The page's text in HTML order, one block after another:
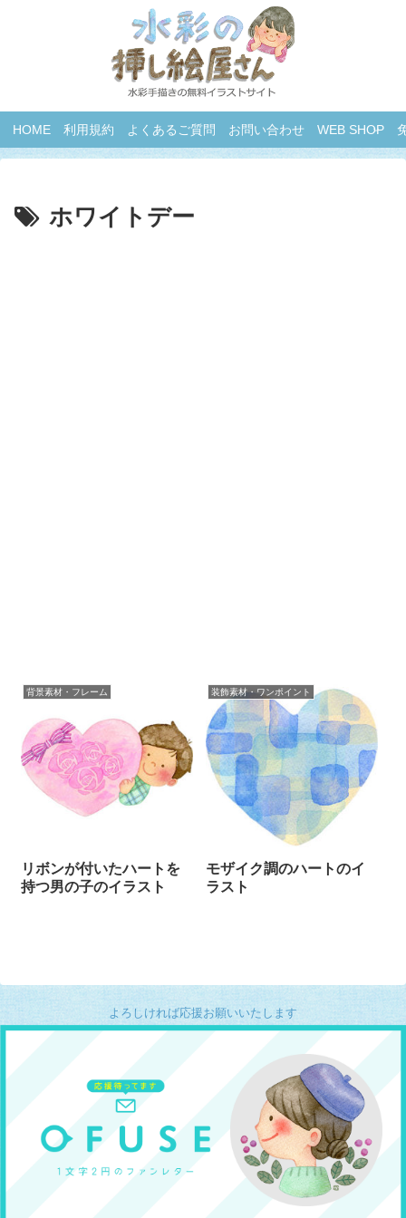
HOME 利用規約 よくあるご質問 お問い合わせ WEB SHOP
ホワイトデー
背景素材・フレーム
リボンが付いたハートを
持つ男の子のイラスト
装飾素材・ワンポイント
モザイク調のハートのイ
ラスト
よろしければ応援お願いいたします